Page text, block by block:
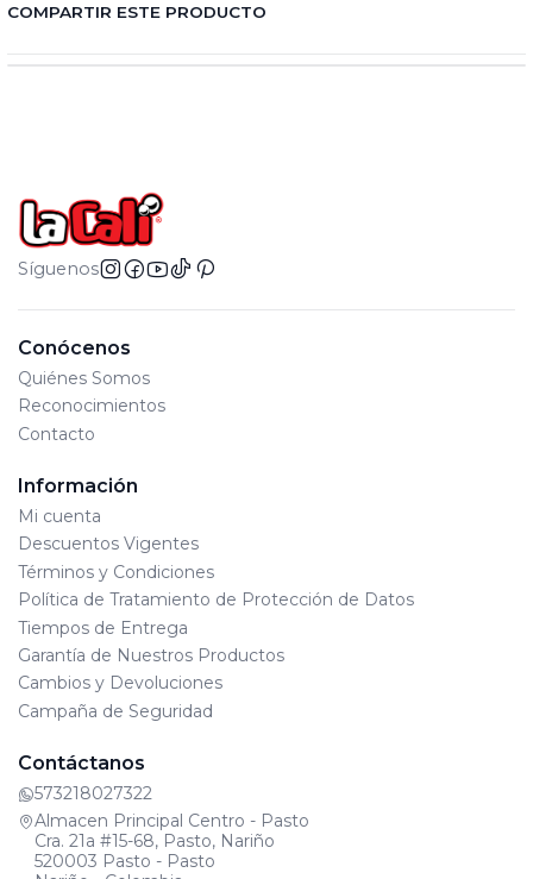
COMPARTIR ESTE PRODUCTO
Síguenos
Conócenos
Quiénes Somos
Reconocimientos
Contacto
Información
Mi cuenta
Descuentos Vigentes
Términos y Condiciones
Política de Tratamiento de Protección de Datos
Tiempos de Entrega
Garantía de Nuestros Productos
Cambios y Devoluciones
Campaña de Seguridad
Contáctanos
573218027322
Almacen Principal Centro - Pasto
Cra. 21a #15-68, Pasto, Nariño
520003 Pasto - Pasto